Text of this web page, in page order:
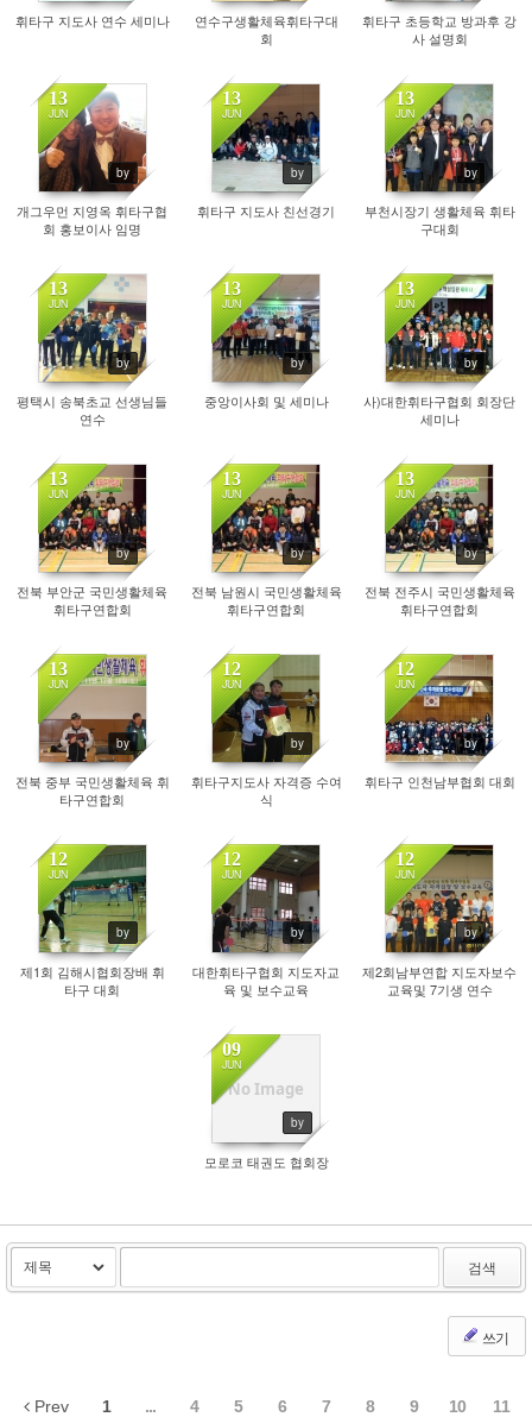
휘타구 지도사 연수 세미나
연수구생활체육휘타구대
회
휘타구 초등학교 방과후 강
사 설명회
13
JUN
by
3411
개그우먼 지영옥 휘타구협
회 홍보이사 임명
13
JUN
by
2454
휘타구 지도사 친선경기
13
JUN
by
2170
부천시장기 생활체육 휘타
구대회
13
JUN
by
2311
평택시 송북초교 선생님들
연수
13
JUN
by
2255
중앙이사회 및 세미나
13
JUN
by
2209
사)대한휘타구협회 회장단
세미나
13
JUN
by
2420
전북 부안군 국민생활체육
휘타구연합회
13
JUN
by
2619
전북 남원시 국민생활체육
휘타구연합회
13
JUN
by
2736
전북 전주시 국민생활체육
휘타구연합회
13
JUN
by
전북 중부 국민생활체육 휘
타구연합회
12
JUN
by
2696
휘타구지도사 자격증 수여
식
12
JUN
by
2407
휘타구 인천남부협회 대회
12
JUN
by
2347
제1회 김해시협회장배 휘
타구 대회
12
JUN
by
2538
대한휘타구협회 지도자교
육 및 보수교육
12
JUN
by
2379
제2회남부연합 지도자보수
교육및 7기생 연수
No Image
09
JUN
by
모로코 태권도 협회장
검색
쓰기
Prev 1 ... 4 5 6 7 8 9 10 11